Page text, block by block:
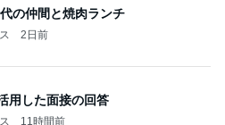
の仲間と焼肉ランチ
2日前
用した面接の回答
11時間前